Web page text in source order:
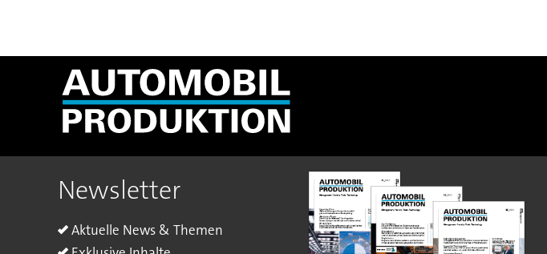
Newsletter
Aktuelle News & Themen